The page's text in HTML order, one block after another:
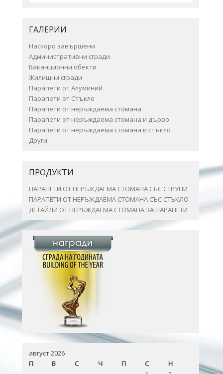
ГАЛЕРИИ
Наскоро завършени
Административни сгради
Ваканционни обекти
Жилищни сгради
Парапети от Алуминий
Парапети от Стъкло
Парапети от неръждаема стомана
Парапети от неръждаема стомана и дърво
Парапети от неръждаема стомана и стъкло
Други
ПРОДУКТИ
ПАРАПЕТИ ОТ НЕРЪЖДАЕМА СТОМАНА СЪС СТРУНИ
ПАРАПЕТИ ОТ НЕРЪЖДАЕМА СТОМАНА СЪС СТЪКЛО
ДЕТАЙЛИ ОТ НЕРЪЖДАЕМА СТОМАНА ЗА ПАРАПЕТИ
август 2026
П
В С Ч П С
Н